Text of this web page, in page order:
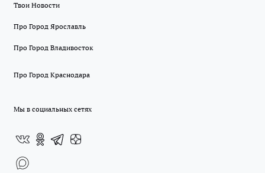
Твои Новости
Про Город Ярославль
Про Город Владивосток
Про Город Краснодара
Мы в социальных сетях